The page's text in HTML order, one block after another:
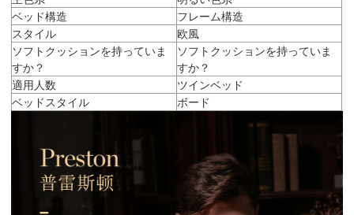
ベッド構造
フレーム構造
スタイル
欧風
ソフトクッションを持っていま
すか？
ソフトクッションを持っていま
すか？
適用人数
ツインベッド
ベッドスタイル
ボード